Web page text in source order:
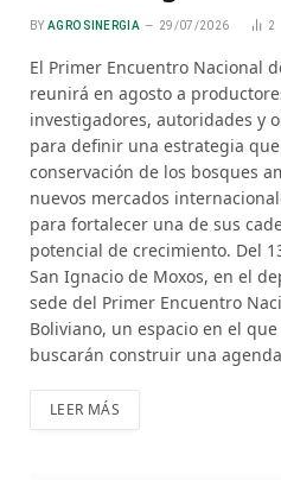
BY AGRO SINERGIA 29/07/2026 2
El Primer Encuentro Nacional
reunirá en agosto a
investigadores, autoridades y
para definir una estrategia
conservación de los bosques
nuevos mercados
para fortalecer una de sus
potencial de crecimiento. Del
San Ignacio de Moxos, en el
sede del Primer Encuentro
Boliviano, un espacio en el
buscarán construir una
LEER MÁS